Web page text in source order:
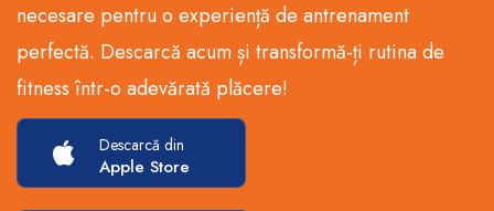
necesare pentru o experiență de antrenament
perfectă. Descarcă acum și transformă-ți rutina de
fitness într-o adevărată plăcere!
Descarcă din
Apple Store